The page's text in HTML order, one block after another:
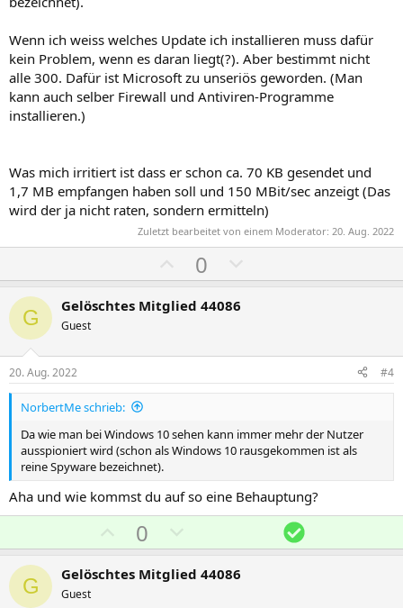
Wenn ich weiss welches Update ich installieren muss dafür
kein Problem, wenn es daran liegt(?). Aber bestimmt nicht
alle 300. Dafür ist Microsoft zu unseriös geworden. (Man
kann auch selber Firewall und Antiviren-Programme
installieren.)
Was mich irritiert ist dass er schon ca. 70 KB gesendet und
1,7 MB empfangen haben soll und 150 MBit/sec anzeigt (Das
wird der ja nicht raten, sondern ermitteln)
Zuletzt bearbeitet von einem Moderator: 20. Aug. 2022
o
s
t
v
S
t
i
m
m
e
0
e
t
v
S
t
i
m
m
e
G Gelöschtes Mitglied 44086
Guest
20. Aug. 2022 #4
NorbertMe schrieb:
Da wie man bei Windows 10 sehen kann immer mehr der Nutzer
ausspioniert wird (schon als Windows 10 rausgekommen ist als
reine Spyware bezeichnet).
Aha und wie kommst du auf so eine Behauptung?
o
s
0
e
g
L
ö
G Gelöschtes Mitglied 44086
Guest